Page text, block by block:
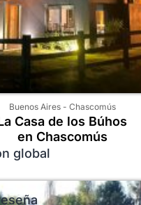
Buenos Aires- Chascomús
Casa de los Búhos
en Chascomús
global